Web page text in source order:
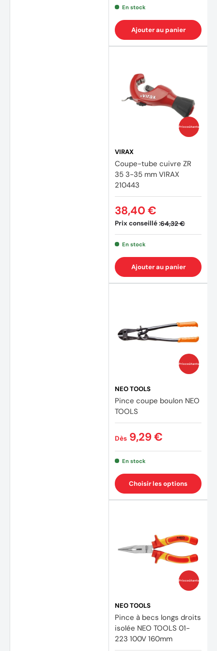
En stock
Ajouter au panier
Prix coûtants
VIRAX
Coupe-tube cuivre ZR
35 3-35 mm VIRAX
210443
Prix conseillé :64,32 €
38,40 €
En stock
Ajouter au panier
Prix coûtants
NEO TOOLS
Pince coupe boulon NEO
TOOLS
Dès 9,29 €
En stock
Choisir les options
Prix coûtants
NEO TOOLS
Pince à becs longs droits
isolée NEO TOOLS 01-
223 100V 160mm